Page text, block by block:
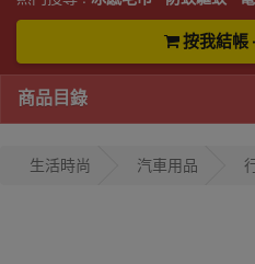
按我結帳
商品目錄
生活時尚 汽車用品